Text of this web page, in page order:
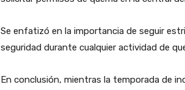
Se enfatizó en la importancia de seguir
seguridad durante cualquier actividad de
En conclusión, mientras la temporada de